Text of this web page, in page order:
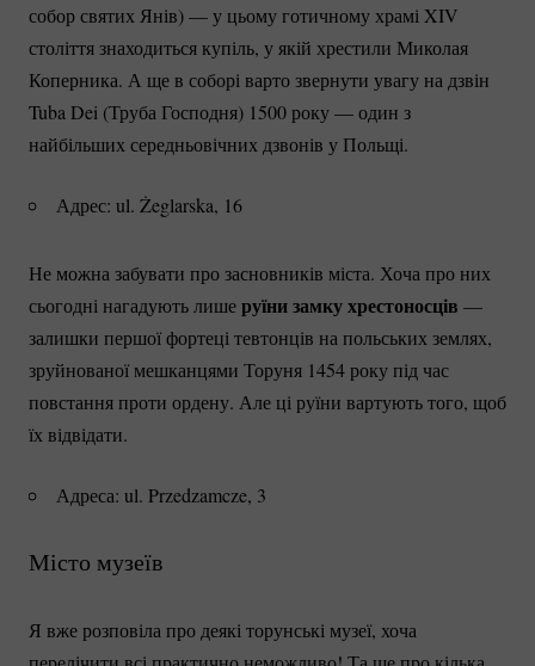
собор святих Янів) — у цьому готичному храмі XIV
століття знаходиться купіль, у якій хрестили Миколая
Коперника. А ще в соборі варто звернути увагу на дзвін
Tuba Dei (Труба Господня) 1500 року — один з
найбільших середньовічних дзвонів у Польщі.
Адрес: ul. Żeglarska, 16
Не можна забувати про засновників міста. Хоча про них
сьогодні нагадують лишеруїни замку хрестоносців —
залишки першої фортеці тевтонців на польських землях,
зруйнованої мешканцями Торуня 1454 року під час
повстання проти ордену. Але ці руїни вартують того, щоб
їх відвідати.
Адреса: ul. Przedzamcze, 3
Місто музеїв
Я вже розповіла про деякі торунські музеї, хоча